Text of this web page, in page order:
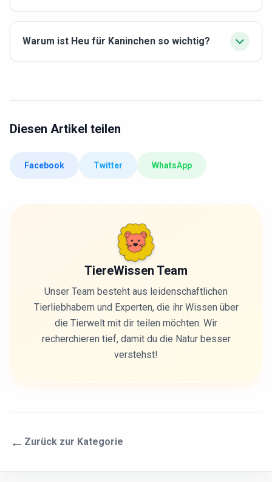
Warum ist Heu für Kaninchen so wichtig?
Diesen Artikel teilen
Facebook Twitter WhatsApp
TiereWissen Team
Unser Team besteht aus leidenschaftlichen
Tierliebhabern und Experten, die ihr Wissen über
die Tierwelt mit dir teilen möchten. Wir
recherchieren tief, damit du die Natur besser
verstehst!
← Zurück zur Kategorie